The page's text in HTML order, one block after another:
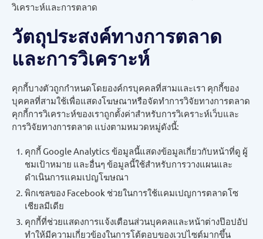
วิเคราะห์และการตลาด
วัตถุประสงค์ทางการตลาด
และการวิเคราะห์
คุกกี้บางตัวถูกกำหนดโดยองค์กรบุคคลที่สามและเรา คุกกี้ของ
บุคคลที่สามใช้เพื่อแสดงโฆษณาหรือจัดทำการวิจัยทางการตลาด
คุกกี้การวิเคราะห์ของเราถูกตั้งค่าสำหรับการวิเคราะห์เว็บและ
การวิจัยทางการตลาด แบ่งตามหมวดหมู่ดังนี้:
คุกกี้ Google Analytics ข้อมูลนี้แสดงข้อมูลเกี่ยวกับหน้าที่ดู ผู้
ชมเป้าหมาย และอื่นๆ ข้อมูลนี้ใช้สำหรับการวางแผนและ
ดำเนินการแคมเปญโฆษณา
พิกเซลของ Facebook ช่วยในการใช้แคมเปญการตลาดโซ
เชียลมีเดีย
คุกกี้ที่ช่วยแสดงการแจ้งเตือนส่วนบุคคลและหน้าต่างป๊อปอัป
ทำให้มีความเกี่ยวข้องในการโต้ตอบของเวปไซต์มากขึ้น